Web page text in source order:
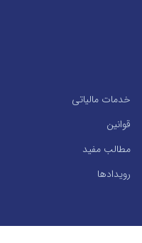
خدمات مالیاتی
قوانین
مطالب مفید
رویدادها